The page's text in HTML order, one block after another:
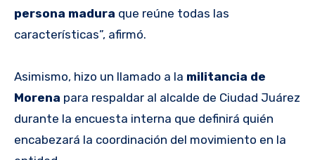
persona madura que reúne todas las
características”, afirmó.
Asimismo, hizo un llamado a la militancia de
Morena para respaldar al alcalde de Ciudad Juárez
durante la encuesta interna que definirá quién
encabezará la coordinación del movimiento en la